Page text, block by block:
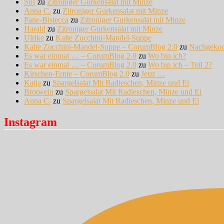
Sus zu Zitroniger Gurkensalat mit Minze
Anna C. zu Zitroniger Gurkensalat mit Minze
Pane-Bistecca zu Zitroniger Gurkensalat mit Minze
Harald zu Zitroniger Gurkensalat mit Minze
Ulrike zu Kalte Zucchini-Mandel-Suppe
Kalte Zucchini-Mandel-Suppe – CorumBlog 2.0 zu
Es war einmal … – CorumBlog 2.0 zu Wo bin ich?
Es war einmal … – CorumBlog 2.0 zu Wo bin ich – Teil 2?
Kirschen-Ernte – CorumBlog 2.0 zu Jetzt …
Katja zu Spargelsalat Mit Radieschen, Minze und Ei
Brotwein zu Spargelsalat Mit Radieschen, Minze und Ei
Anna C. zu Spargelsalat Mit Radieschen, Minze und Ei
Instagram